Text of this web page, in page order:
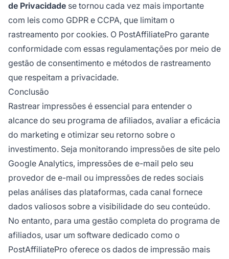
de Privacidade se tornou cada vez mais importante
com leis como GDPR e CCPA, que limitam o
rastreamento por cookies. O PostAffiliatePro garante
conformidade com essas regulamentações por meio de
gestão de consentimento e métodos de rastreamento
que respeitam a privacidade.
Conclusão
Rastrear impressões é essencial para entender o
alcance do seu programa de afiliados, avaliar a eficácia
do marketing e otimizar seu retorno sobre o
investimento. Seja monitorando impressões de site pelo
Google Analytics, impressões de e-mail pelo seu
provedor de e-mail ou impressões de redes sociais
pelas análises das plataformas, cada canal fornece
dados valiosos sobre a visibilidade do seu conteúdo.
No entanto, para uma gestão completa do programa de
afiliados, usar um software dedicado como o
PostAffiliatePro oferece os dados de impressão mais